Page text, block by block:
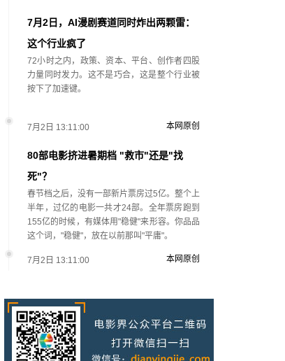
7月2日，AI漫剧赛道同时炸出两颗雷：
这个行业疯了
72小时之内，政策、资本、平台、创作者四股
力量同时发力。这不是巧合，这是整个行业被
按下了加速键。
7月2日 13:11:00
80部电影挤进暑期档 "救市"还是"找
死"？
春节档之后，没有一部新片票房过5亿。整个上
半年，过亿的电影一共才24部。全年票房跑到
155亿的时候，有媒体用"稳健"来形容。你品品
这个词，"稳健"，放在以前那叫"平庸"。
本网原创
7月2日 13:11:00
路
2025年，真人实拍微短剧的上线数量占比约
71%，AI微短剧不到30%。到了2026年第一季
度，这个比例完全倒挂——真人实拍跌到
本网原创